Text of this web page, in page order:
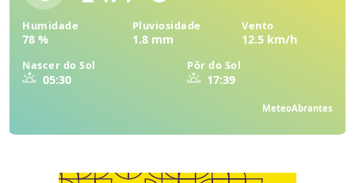
Humidade
78 %
Pluviosidade
1.8 mm
Vento
12.5 km/h
Nascer do Sol
05:30
Pôr do Sol
17:39
MeteoAbrantes